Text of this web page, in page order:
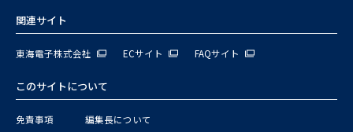
関連サイト
東海電子株式会社 ECサイト FAQサイト
このサイトについて
免責事項 編集長について